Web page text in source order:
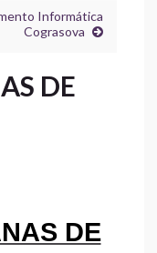
Informática
Cograsova
DE
DE